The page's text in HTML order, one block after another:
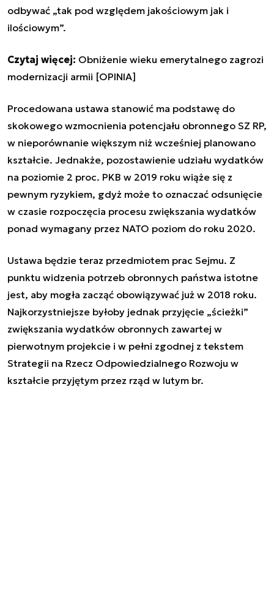
odbywać „tak pod względem jakościowym jak i
ilościowym”.
Czytaj więcej: Obniżenie wieku emerytalnego zagrozi
modernizacji armii [OPINIA]
Procedowana ustawa stanowić ma podstawę do
skokowego wzmocnienia potencjału obronnego SZ RP,
w nieporównanie większym niż wcześniej planowano
kształcie. Jednakże, pozostawienie udziału wydatków
na poziomie 2 proc. PKB w 2019 roku wiąże się z
pewnym ryzykiem, gdyż może to oznaczać odsunięcie
w czasie rozpoczęcia procesu zwiększania wydatków
ponad wymagany przez NATO poziom do roku 2020.
Ustawa będzie teraz przedmiotem prac Sejmu. Z
punktu widzenia potrzeb obronnych państwa istotne
jest, aby mogła zacząć obowiązywać już w 2018 roku.
Najkorzystniejsze byłoby jednak przyjęcie „ścieżki”
zwiększania wydatków obronnych zawartej w
pierwotnym projekcie i w pełni zgodnej z tekstem
Strategii na Rzecz Odpowiedzialnego Rozwoju w
kształcie przyjętym przez rząd w lutym br.